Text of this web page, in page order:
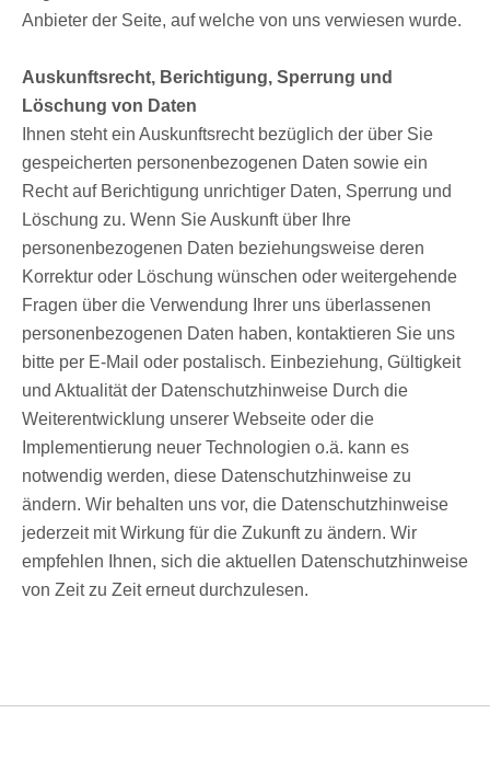
Anbieter der Seite, auf welche von uns verwiesen wurde.
Auskunftsrecht, Berichtigung, Sperrung und
Löschung von Daten
Ihnen steht ein Auskunftsrecht bezüglich der über Sie
gespeicherten personenbezogenen Daten sowie ein
Recht auf Berichtigung unrichtiger Daten, Sperrung und
Löschung zu. Wenn Sie Auskunft über Ihre
personenbezogenen Daten beziehungsweise deren
Korrektur oder Löschung wünschen oder weitergehende
Fragen über die Verwendung Ihrer uns überlassenen
personenbezogenen Daten haben, kontaktieren Sie uns
bitte per E-Mail oder postalisch. Einbeziehung, Gültigkeit
und Aktualität der Datenschutzhinweise Durch die
Weiterentwicklung unserer Webseite oder die
Implementierung neuer Technologien o.ä. kann es
notwendig werden, diese Datenschutzhinweise zu
ändern. Wir behalten uns vor, die Datenschutzhinweise
jederzeit mit Wirkung für die Zukunft zu ändern. Wir
empfehlen Ihnen, sich die aktuellen Datenschutzhinweise
von Zeit zu Zeit erneut durchzulesen.